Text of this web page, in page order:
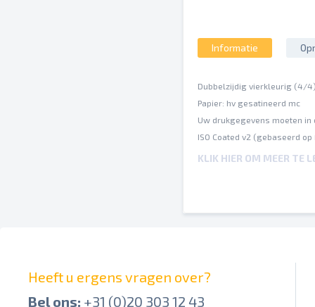
Informatie
Dubbelzijdig vierkleurig (4/
Papier: hv gesatineerd mc
Uw drukgegevens moeten in
ISO Coated v2 (gebaseerd op
Een inktbezetting van
Afbrekingen en hun posities
KLIK HIER OM MEER TE
Heeft u ergens vragen over?
Bel ons: +31 (0)20 303 12 43